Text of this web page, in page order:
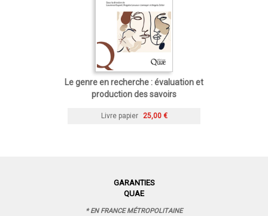
Le genre en recherche : évaluation et
production des savoirs
Livre papier 25,00 €
GARANTIES
QUAE
* EN FRANCE MÉTROPOLITAINE